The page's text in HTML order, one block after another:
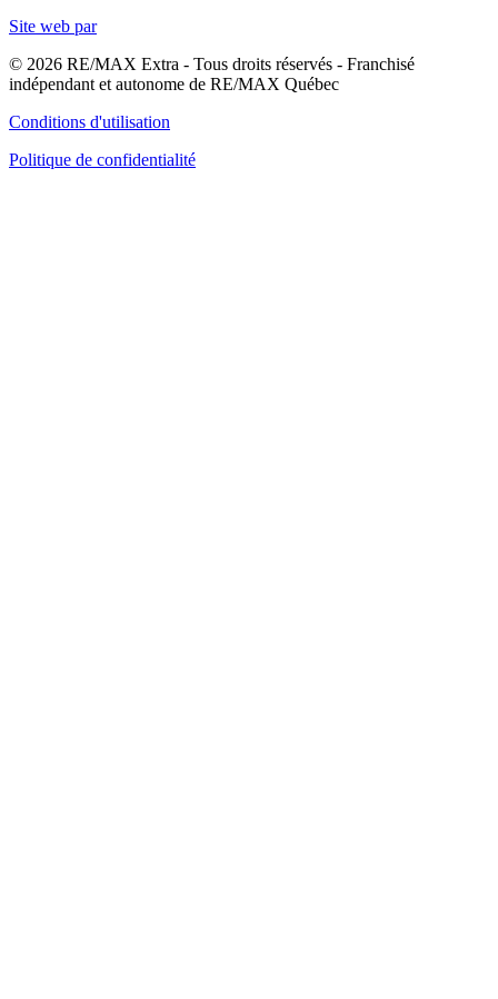
Site web par
© 2026 RE/MAX Extra - Tous droits réservés - Franchisé
indépendant et autonome de RE/MAX Québec
Conditions d'utilisation
Politique de confidentialité